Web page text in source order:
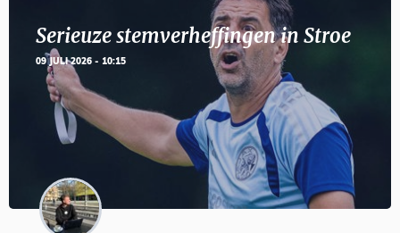
Serieuze stemverheffingen in Stroe
09 JULI 2026 - 10:15